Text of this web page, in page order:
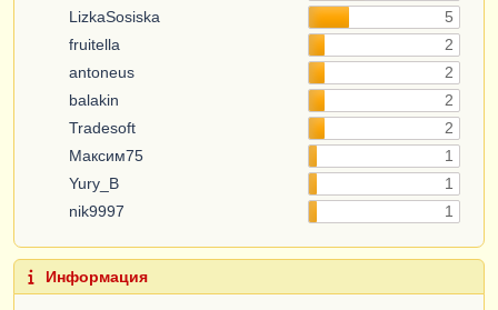
LizkaSosiska
5
fruitella
2
antoneus
2
balakin
2
Tradesoft
2
Максим75
1
Yury_B
1
nik9997
1
Информация